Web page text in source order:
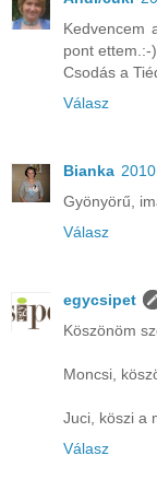
Kedvencem
pont ettem.:-
Csodás a
Válasz
Bianka
Gyönyörű,
Válasz
egycsipet
Köszönöm
Moncsi,
Juci, köszi a
Válasz